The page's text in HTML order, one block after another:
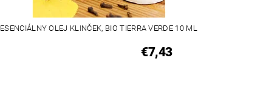
ESENCIÁLNY OLEJ KLINČEK, BIO TIERRA VERDE 10 ML
€7,43